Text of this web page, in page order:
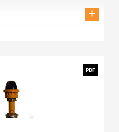
+
PDF